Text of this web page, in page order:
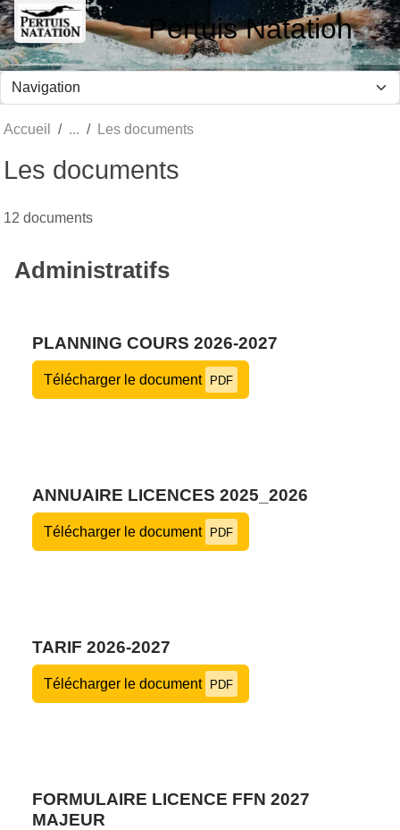
Pertuis Natation
Accueil Les documents
Les documents
12 documents
Administratifs
PLANNING COURS 2026-2027
Télécharger le document PDF
ANNUAIRE LICENCES 2025_2026
Télécharger le document PDF
TARIF 2026-2027
Télécharger le document PDF
FORMULAIRE LICENCE FFN 2027
MAJEUR
Panneau de gestion des cookies